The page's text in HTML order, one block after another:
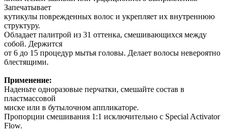
Запечатывает
кутикулы поврежденных волос и укрепляет их внутреннюю
структуру.
Обладает палитрой из 31 оттенка, смешивающихся между
собой. Держится
от 6 до 15 процедур мытья головы. Делает волосы невероятно
блестящими.
Применение:
Наденьте одноразовые перчатки, смешайте состав в
пластмассовой
миске или в бутылочном аппликаторе.
Пропорции смешивания 1:1 исключительно с Special Activator
Flow.